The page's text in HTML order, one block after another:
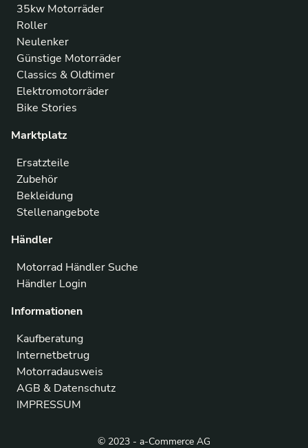
35kw Motorräder
Roller
Neulenker
Günstige Motorräder
Classics & Oldtimer
Elektromotorräder
Bike Stories
Marktplatz
Ersatzteile
Zubehör
Bekleidung
Stellenangebote
Händler
Motorrad Händler Suche
Händler Login
Informationen
Kaufberatung
Internetbetrug
Motorradausweis
AGB & Datenschutz
IMPRESSUM
© 2023 - a-Commerce AG